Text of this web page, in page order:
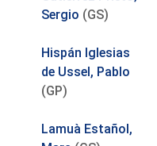
Sergio (GS)
Hispán Iglesias
de Ussel, Pablo
(GP)
Lamuà Estañol,